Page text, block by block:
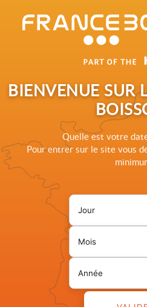
BIENVENUE SUR
Quelle est votre
Pour entrer sur le site vous
Jour de
Mois de
Année de
Rechercher sur le site